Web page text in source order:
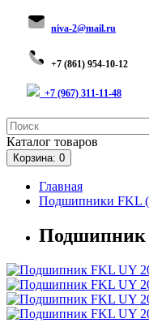
niva-2@mail.ru
+7 (861) 954-10-12
+7 (967) 311-11-48
Каталог товаров
Корзина: 0
Главная
Подшипники FKL
Подшипник